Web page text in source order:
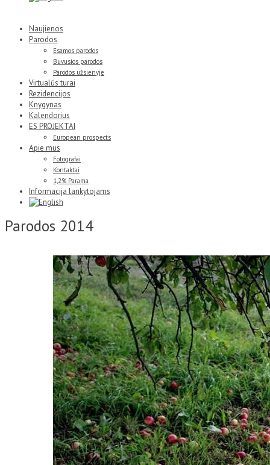
Naujienos
Parodos
Esamos parodos
Buvusios parodos
Parodos užsienyje
Virtualūs turai
Rezidencijos
Knygynas
Kalendorius
ES PROJEKTAI
European prospects
Apie mus
Fotografai
Kontaktai
1,2% Parama
Informacija lankytojams
Parodos 2014